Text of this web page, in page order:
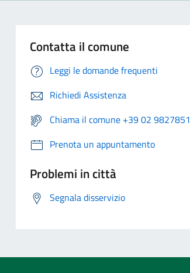
Contatta il comune
Leggi le domande frequenti
Richiedi Assistenza
Chiama il comune +39 02 9827851
Prenota un appuntamento
Problemi in città
Segnala disservizio